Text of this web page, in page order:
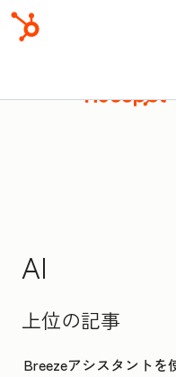
AI
上位の記事
Breezeアシスタントを